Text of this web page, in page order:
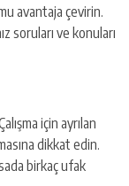
avantaja çevirin.
soruları ve konuları
için ayrılan
dikkat edin.
birkaç ufak